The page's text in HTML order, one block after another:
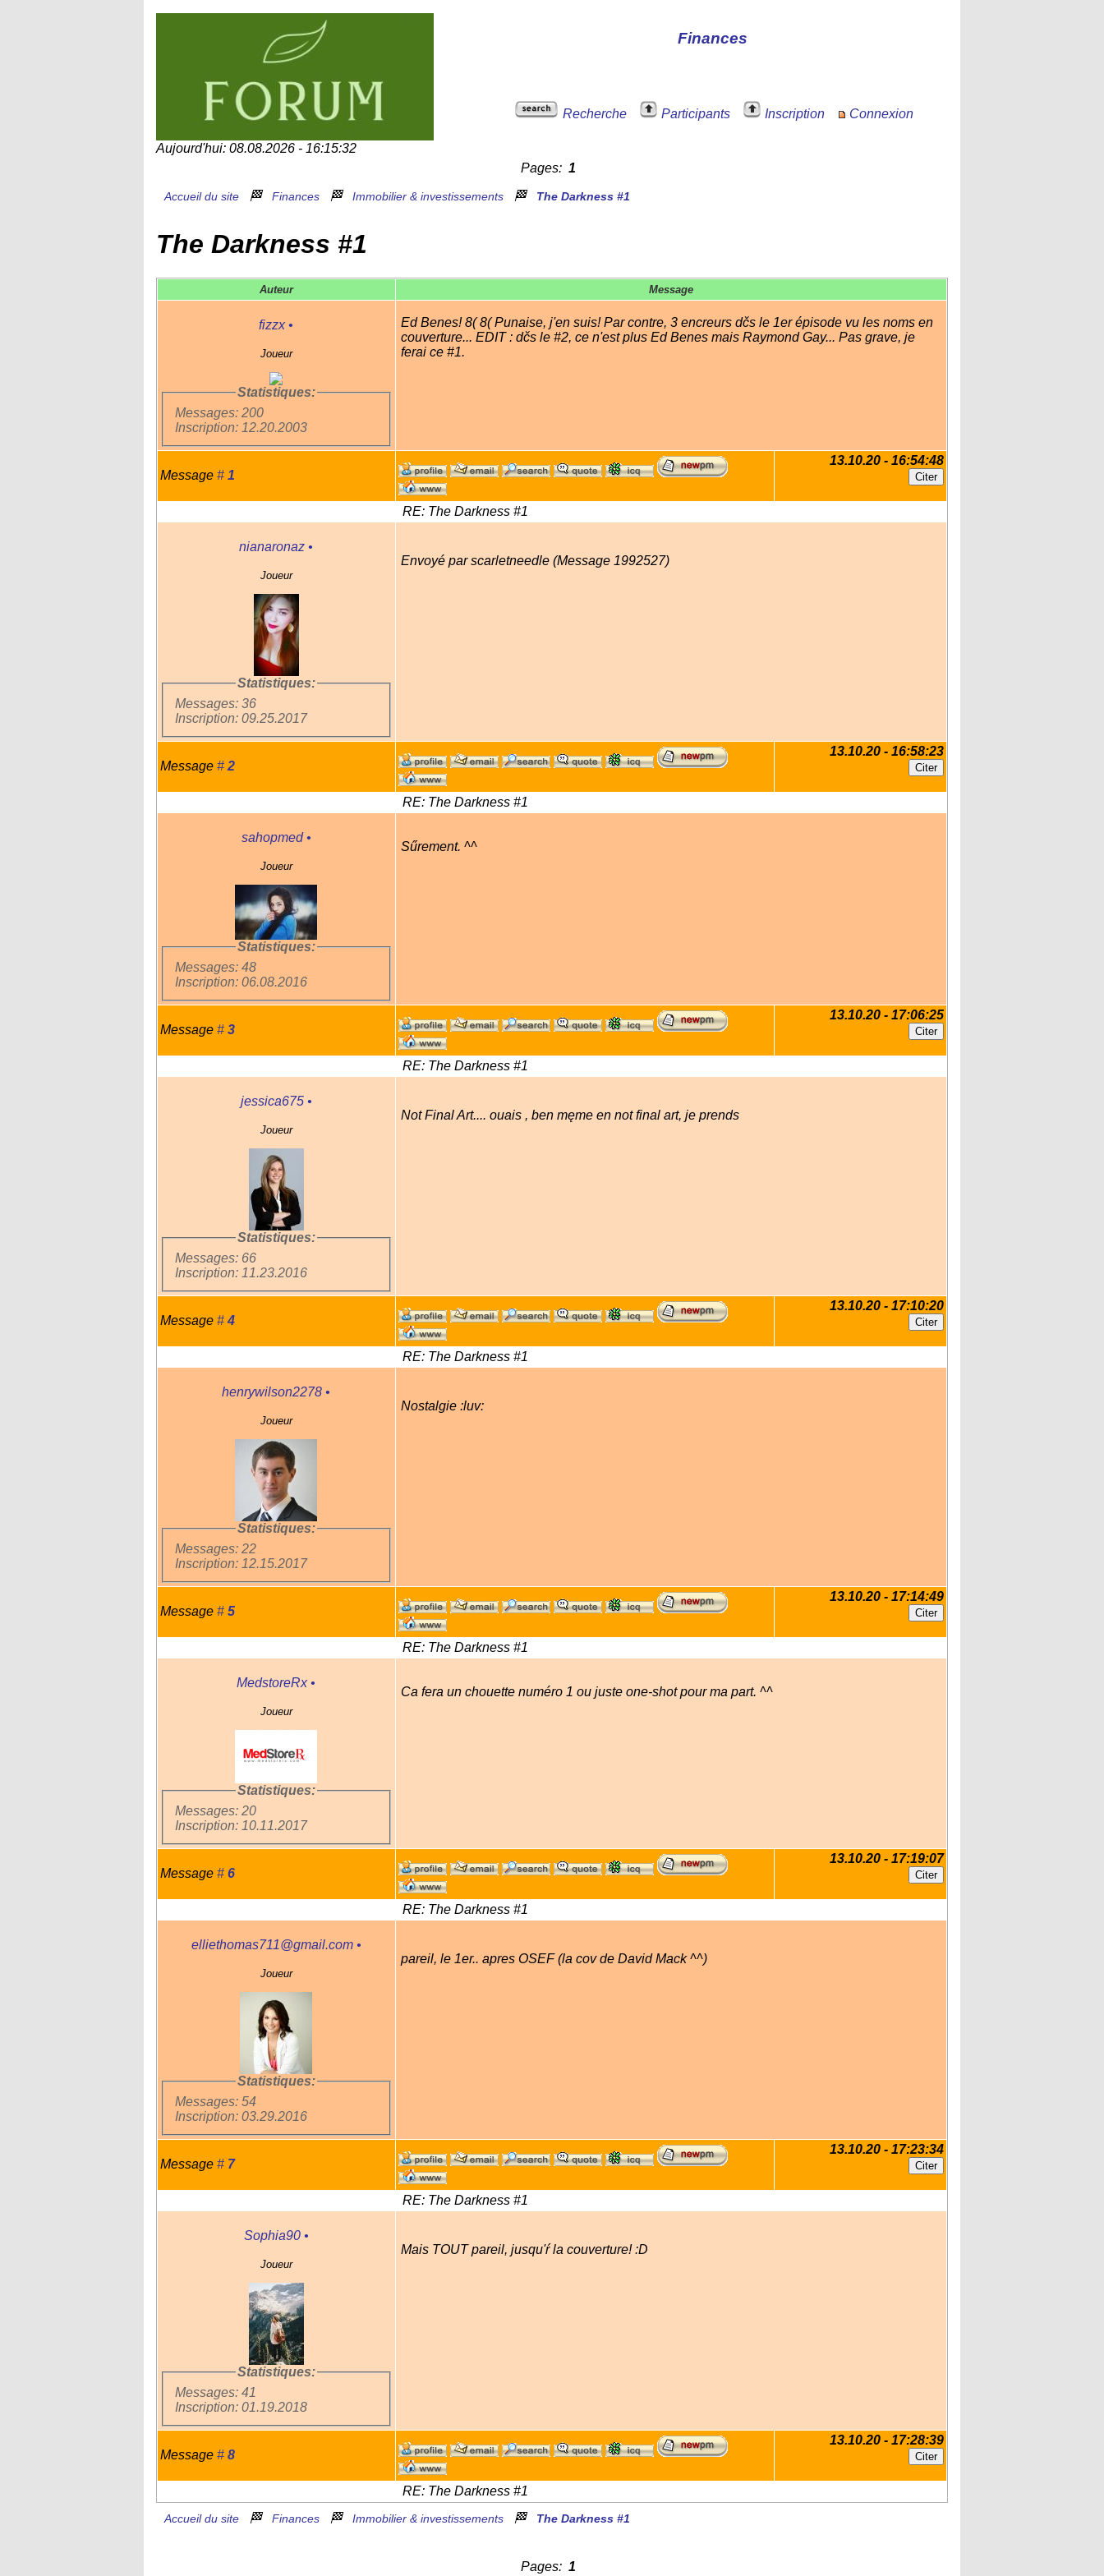
Finances
Recherche Participants Inscription Connexion
Aujourd'hui: 08.08.2026 - 16:15:32
Pages:1
Accueil du site 🏁 Finances 🏁 Immobilier & investissements 🏁 The Darkness #1
The Darkness #1
Auteur Message
fizzx •
Joueur
Statistiques:
Messages: 200
Inscription: 12.20.2003
Ed Benes! 8( 8( Punaise, j'en suis! Par contre, 3 encreurs dčs le 1er épisode vu les noms en
couverture... EDIT : dčs le #2, ce n'est plus Ed Benes mais Raymond Gay... Pas grave, je
ferai ce #1.
Message # 1
13.10.20 - 16:54:48
RE: The Darkness #1
nianaronaz •
Joueur
Statistiques:
Messages: 36
Inscription: 09.25.2017
Envoyé par scarletneedle (Message 1992527)
Message # 2
13.10.20 - 16:58:23
RE: The Darkness #1
sahopmed •
Joueur
Statistiques:
Messages: 48
Inscription: 06.08.2016
Sűrement. ^^
Message # 3
13.10.20 - 17:06:25
RE: The Darkness #1
jessica675 •
Joueur
Statistiques:
Messages: 66
Inscription: 11.23.2016
Not Final Art.... ouais , ben męme en not final art, je prends
Message #4
13.10.20 - 17:10:20
RE: The Darkness #1
henrywilson2278 •
Joueur
Statistiques:
Messages: 22
Inscription: 12.15.2017
Nostalgie :luv:
Message # 5
13.10.20 - 17:14:49
RE: The Darkness #1
MedstoreRx •
Joueur
Statistiques:
Messages: 20
Inscription: 10.11.2017
Ca fera un chouette numéro 1 ou juste one-shot pour ma part. ^^
Message # 6
13.10.20 - 17:19:07
RE: The Darkness #1
elliethomas711@gmail.com •
Joueur
Statistiques:
Messages: 54
Inscription: 03.29.2016
pareil, le 1er.. apres OSEF (la cov de David Mack ^^)
Message # 7
13.10.20 - 17:23:34
RE: The Darkness #1
Sophia90 •
Joueur
Statistiques:
Messages: 41
Inscription: 01.19.2018
Mais TOUT pareil, jusqu'ŕ la couverture! :D
Message # 8
13.10.20 - 17:28:39
RE: The Darkness #1
Accueil du site 🏁 Finances 🏁 Immobilier & investissements 🏁 The Darkness #1
Pages:1